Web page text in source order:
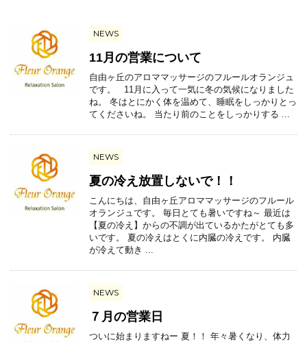
NEWS
11月の営業について
自由ヶ丘のアロママッサージのフルールオランジュ
です。 11月に入って一気に冬の気候になりました
ね。 冬はとにかく体を温めて、睡眠をしっかりとっ
てくださいね。 当たり前のことをしっかりする ...
NEWS
夏の冷え放置しないで！！
こんにちは、自由ヶ丘アロママッサージのフルール
オランジュです。 毎日とても暑いですね～ 最近は
【夏の冷え】からの不調が出ているかたがとても多
いです。 夏の冷えはとくに内臓の冷えです。 内臓
が冷えて動き ...
NEWS
７月の営業日
ついに始まりますねー 夏！！ 年々暑くなり、体力